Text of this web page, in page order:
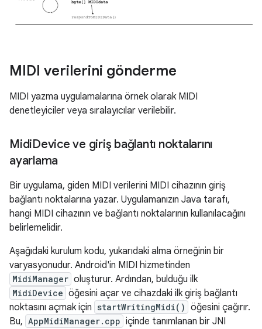
MIDI verilerini gönderme
MIDI yazma uygulamalarına örnek olarak MIDI
denetleyiciler veya sıralayıcılar verilebilir.
MidiDevice ve giriş bağlantı noktalarını
ayarlama
Bir uygulama, giden MIDI verilerini MIDI cihazının giriş
bağlantı noktalarına yazar. Uygulamanızın Java tarafı,
hangi MIDI cihazının ve bağlantı noktalarının kullanılacağını
belirlemelidir.
Aşağıdaki kurulum kodu, yukarıdaki alma örneğinin bir
varyasyonudur. Android'in MIDI hizmetinden
MidiManager oluşturur. Ardından, bulduğu ilk
MidiDevice öğesini açar ve cihazdaki ilk giriş bağlantı
noktasını açmak için startWritingMidi() öğesini çağırır.
Bu, AppMidiManager.cpp içinde tanımlanan bir JNI